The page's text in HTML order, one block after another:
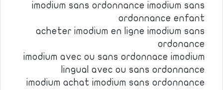
imodium sans ordonnance imodium sans
ordonnance enfant
acheter imodium en ligne imodium sans
ordonance
imodium avec ou sans ordonnace imodium
lingual avec ou sans ordonnance
imodium achat imodium sans ordonnance